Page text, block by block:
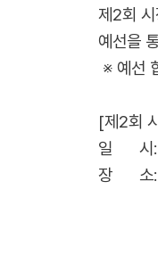
제2회
예선을
※ 예선
[제2회
일 시:
장 소: